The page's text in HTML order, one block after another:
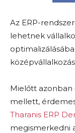
Az ERP-
lehetnek
Mielőtt
mellett,
Tharanis ERP
megismerkedni